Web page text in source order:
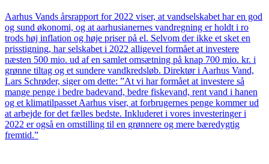
Aarhus Vands årsrapport for 2022 viser, at vandselskabet har en god
og sund økonomi, og at aarhusianernes vandregning er holdt i ro
trods høj inflation og høje priser på el. Selvom der ikke et sket en
prisstigning, har selskabet i 2022 alligevel formået at investere
næsten 500 mio. ud af en samlet omsætning på knap 700 mio. kr. i
grønne tiltag og et sundere vandkredsløb. Direktør i Aarhus Vand,
Lars Schrøder, siger om dette: ”At vi har formået at investere så
mange penge i bedre badevand, bedre fiskevand, rent vand i hanen
og et klimatilpasset Aarhus viser, at forbrugernes penge kommer ud
at arbejde for det fælles bedste. Inkluderet i vores investeringer i
2022 er også en omstilling til en grønnere og mere bæredygtig
fremtid.”